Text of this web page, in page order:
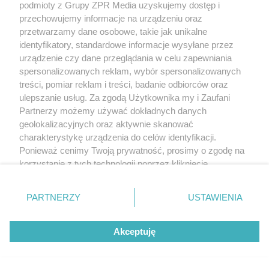
rozpowszechniany lub dalej rozpowszechniany w jakikolwiek sposób (w
tym także elektroniczny lub mechaniczny) na jakimkolwiek polu
eksploatacji w jakiejkolwiek formie, włącznie z umieszczaniem w Internecie
bez pisemnej zgody właściciela praw. Jakiekolwiek użycie lub
wykorzystanie utworów w całości lub w części z naruszeniem prawa, tzn.
bez właściwej zgody, jest zabronione pod groźbą kary i może być ścigane
prawnie.
O nas
podmioty z Grupy ZPR Media uzyskujemy dostęp i
przechowujemy informacje na urządzeniu oraz
przetwarzamy dane osobowe, takie jak unikalne
identyfikatory, standardowe informacje wysyłane przez
urządzenie czy dane przeglądania w celu zapewniania
spersonalizowanych reklam, wybór spersonalizowanych
treści, pomiar reklam i treści, badanie odbiorców oraz
ulepszanie usług. Za zgodą Użytkownika my i Zaufani
Partnerzy możemy używać dokładnych danych
geolokalizacyjnych oraz aktywnie skanować
charakterystykę urządzenia do celów identyfikacji.
Ponieważ cenimy Twoją prywatność, prosimy o zgodę na
korzystanie z tych technologii poprzez kliknięcie
zmienić/wycofać klikając przycisk ustawień prywatności
znajdujący się w lewym dolnym rogu strony
rodzaje przetwarzania danych nie wymagają zgody
użytkownika, ale masz prawo sprzeciwić się takiemu
przetwarzaniu. Preferencje będą miały zastosowanie tylko
PARTNERZY USTAWIENIA
Akceptuję